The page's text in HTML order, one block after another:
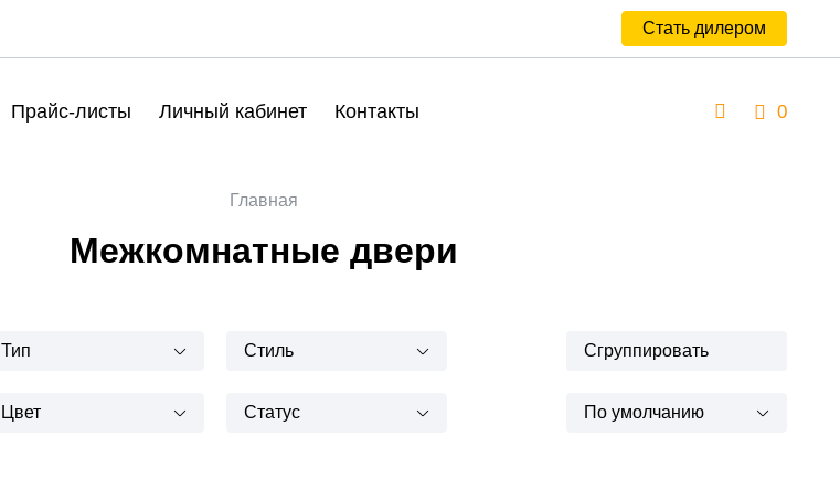
Стать дилером
Прайс-листы Личный кабинет Контакты 0
Главная
Межкомнатные двери
Тип Стиль
Цвет Статус
Сгруппировать
По умолчанию